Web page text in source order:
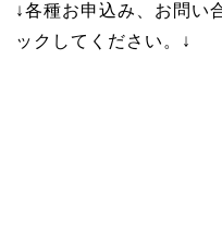
↓各種お申込み、お問い
ックしてください。↓